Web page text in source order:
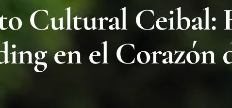
Cultural Ceibal:
en el Corazón